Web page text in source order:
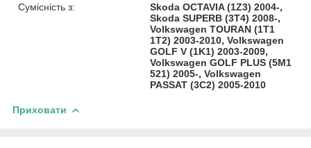
Сумісність з:
Skoda OCTAVIA (1Z3) 2004-,
Skoda SUPERB (3T4) 2008-,
Volkswagen TOURAN (1T1
1T2) 2003-2010, Volkswagen
GOLF V (1K1) 2003-2009,
Volkswagen GOLF PLUS (5M1
521) 2005-, Volkswagen
PASSAT (3C2) 2005-2010
Приховати